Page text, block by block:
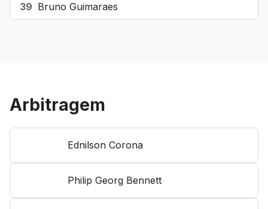
39 Bruno Guimaraes
Arbitragem
Ednilson Corona
Philip Georg Bennett